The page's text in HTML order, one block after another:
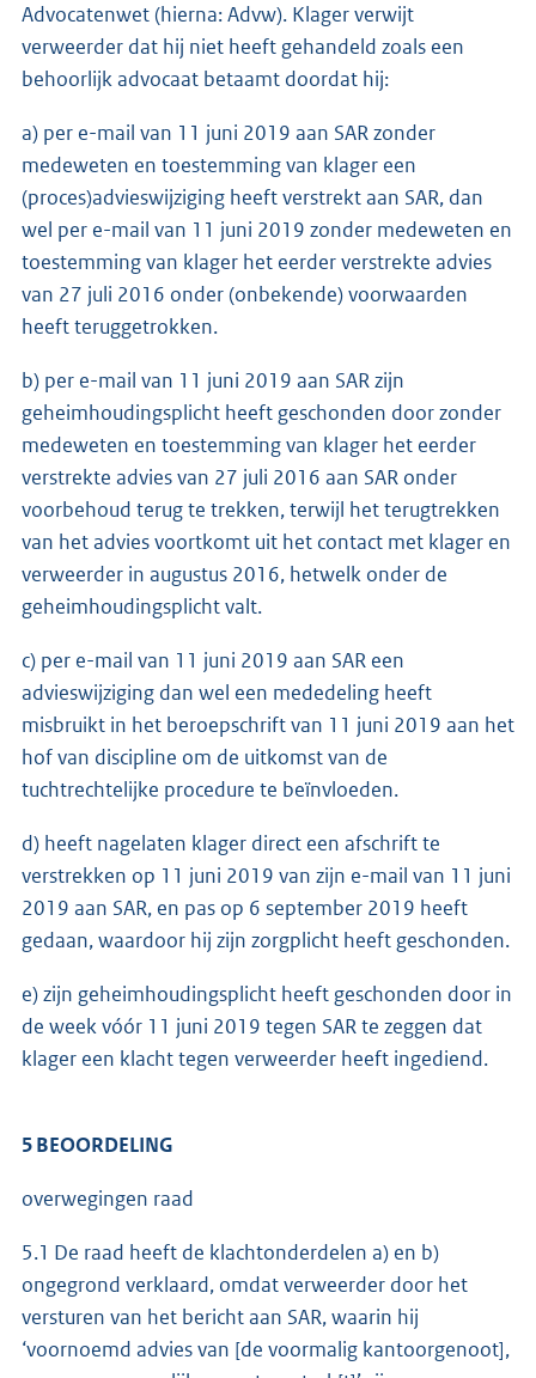
Advocatenwet (hierna: Advw). Klager verwijt
verweerder dat hij niet heeft gehandeld zoals een
behoorlijk advocaat betaamt doordat hij:
a) per e-mail van 11 juni 2019 aan SAR zonder
medeweten en toestemming van klager een
(proces)advieswijziging heeft verstrekt aan SAR, dan
wel per e-mail van 11 juni 2019 zonder medeweten en
toestemming van klager het eerder verstrekte advies
van 27 juli 2016 onder (onbekende) voorwaarden
heeft teruggetrokken.
b) per e-mail van 11 juni 2019 aan SAR zijn
geheimhoudingsplicht heeft geschonden door zonder
medeweten en toestemming van klager het eerder
verstrekte advies van 27 juli 2016 aan SAR onder
voorbehoud terug te trekken, terwijl het terugtrekken
van het advies voortkomt uit het contact met klager en
verweerder in augustus 2016, hetwelk onder de
geheimhoudingsplicht valt.
c) per e-mail van 11 juni 2019 aan SAR een
advieswijziging dan wel een mededeling heeft
misbruikt in het beroepschrift van 11 juni 2019 aan het
hof van discipline om de uitkomst van de
tuchtrechtelijke procedure te beïnvloeden.
d) heeft nagelaten klager direct een afschrift te
verstrekken op 11 juni 2019 van zijn e-mail van 11 juni
2019 aan SAR, en pas op 6 september 2019 heeft
gedaan, waardoor hij zijn zorgplicht heeft geschonden.
e) zijn geheimhoudingsplicht heeft geschonden door in
de week vóór 11 juni 2019 tegen SAR te zeggen dat
klager een klacht tegen verweerder heeft ingediend.
5 BEOORDELING
overwegingen raad
5.1 De raad heeft de klachtonderdelen a) en b)
ongegrond verklaard, omdat verweerder door het
versturen van het bericht aan SAR, waarin hij
‘voornoemd advies van [de voormalig kantoorgenoot],